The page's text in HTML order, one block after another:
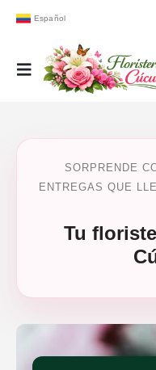
Español
SORPRENDE
ENTREGAS QUE
Tu